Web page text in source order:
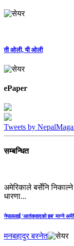
ती ओली, यी ओली
ePaper
Tweets by
सम्बन्धित
अमेरिकाले बर्सेनि
धारणा...
नेपाललाई 'आतंकवादको हब' मान्‍ने
मनबहादुर बस्नेत